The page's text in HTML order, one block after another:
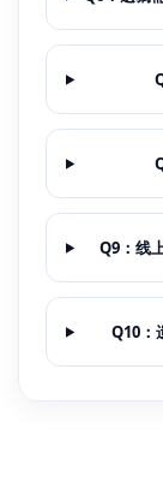
Q9：线
Q10：